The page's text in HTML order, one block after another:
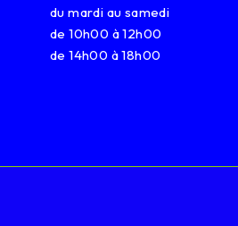
du mardi au samedi
de 10h00 à 12h00
de 14h00 à 18h00